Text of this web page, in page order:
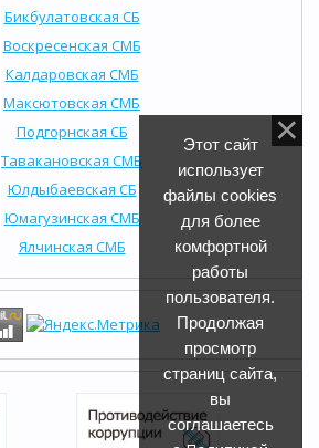
Бикбулатовская СБ
Воскресенская СМБ
Калдаровская СМБ
Максютовская СМБ
Подгорнская СБ
Тавакановская СМБ
Юлдыбаевская СБ
Юмагузинская СМБ
Ялчинская СМБ
Этот сайт
использует
файлы cookies
для более
комфортной
работы
пользователя.
Продолжая
просмотр
страниц сайта,
вы
соглашаетесь